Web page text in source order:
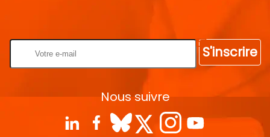
S'inscrire
Nous suivre